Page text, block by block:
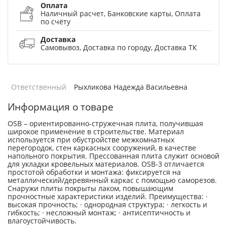
Оплата
Наличный расчет, Банковские карты, Оплата
по счёту
Доставка
Самовывоз, Доставка по городу, Доставка ТК
Ответственный Рыхликова Надежда Васильевна
Информация о товаре
OSB – ориентированно-стружечная плита, получившая
широкое применение в строительстве. Материал
используется при обустройстве межкомнатных
перегородок, стен каркасных сооружений, в качестве
напольного покрытия. Прессованная плита служит основой
для укладки кровельных материалов. OSB-3 отличается
простотой обработки и монтажа: фиксируется на
металлический/деревянный каркас с помощью саморезов.
Снаружи плиты покрыты лаком, повышающим
прочностные характеристики изделий. Преимущества: ·
высокая прочность; · однородная структура; · легкость и
гибкость; · несложный монтаж; · антисептичность и
влагоустойчивость.